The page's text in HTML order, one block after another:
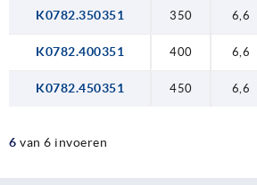
K0782.350351 350 6,6
K0782.400351 400 6,6
K0782.450351 450 6,6
6 van 6 invoeren